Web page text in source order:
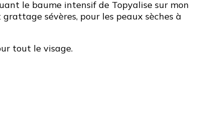
le baume intensif de Topyalise sur mon
sévères, pour les peaux sèches à
tout le visage.